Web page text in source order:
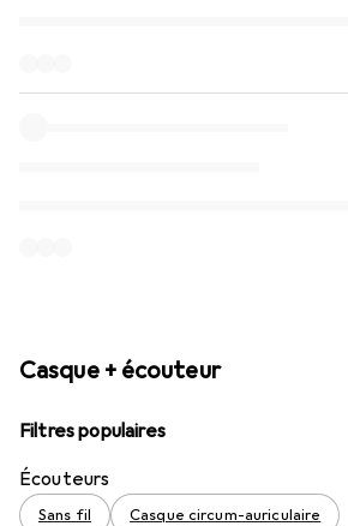
Casque + écouteur
Filtres populaires
Écouteurs
Sans fil Casque circum-auriculaire